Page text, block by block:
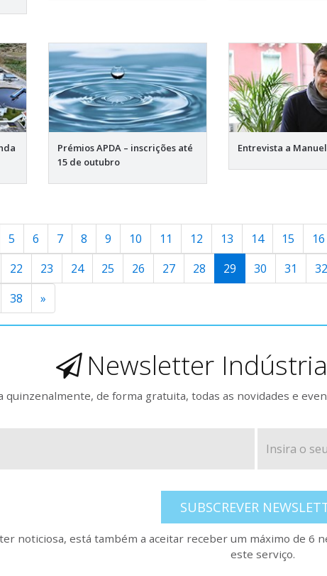
Prémios APDA – inscrições até
15 de outubro
Entrevista a
5 6 7 8 9 10 11 12 13 14 15 16
22 23 24 25 26 27 28 29 30 31 32
38 »
Newsletter
quinzenalmente, de forma gratuita, todas as novidades e
SUBSCREVER
noticiosa, está também a aceitar receber um máximo de 6
este serviço.